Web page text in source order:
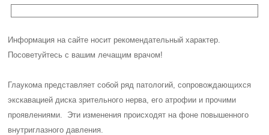
Информация на сайте носит рекомендательный характер.
Посоветуйтесь с вашим лечащим врачом!
Глаукома представляет собой ряд патологий, сопровождающихся
экскавацией диска зрительного нерва, его атрофии и прочими
проявлениями. Эти изменения происходят на фоне повышенного
внутриглазного давления.